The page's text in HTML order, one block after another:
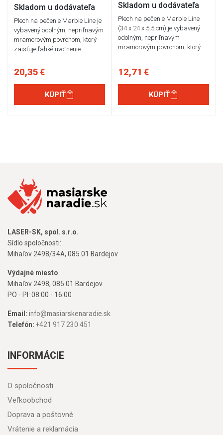
Skladom u dodávateľa
Plech na pečenie Marble Line je
vybavený odolným, nepriľnavým
mramorovým povrchom, ktorý
zaisťuje ľahké uvoľnenie…
20,35 €
KÚPIŤ
Skladom u dodávateľa
Plech na pečenie Marble Line
(34 x 24 x 5,5 cm) je vybavený
odolným, nepriľnavým
mramorovým povrchom, ktorý…
12,71 €
KÚPIŤ
LASER-SK, spol. s.r.o.
Sídlo spoločnosti:
Mihaľov 2498/34A, 085 01 Bardejov
Výdajné miesto
Mihaľov 2498, 085 01 Bardejov
PO - PI: 08:00 - 16:00
Email: info@masiarskenaradie.sk
Telefón: +421 917 230 451
INFORMÁCIE
O spoločnosti
Veľkoobchod
Doprava a poštovné
Vrátenie a reklamácia